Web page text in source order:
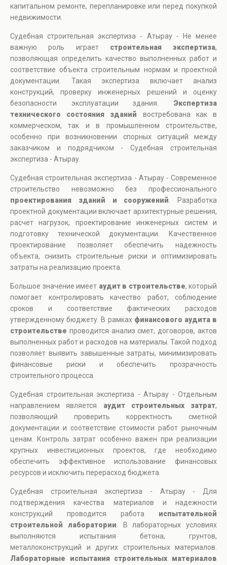
капитальном ремонте, перепланировке или перед покупкой
недвижимости.
Судебная строительная экспертиза - Атырау - Не менее
важную роль играет строительная экспертиза,
позволяющая определить качество выполненных работ и
соответствие объекта строительным нормам и проектной
документации. Такая экспертиза включает анализ
конструкций, проверку инженерных решений и оценку
безопасности эксплуатации здания. Экспертиза
технического состояния зданий востребована как в
коммерческом, так и в промышленном строительстве,
особенно при возникновении спорных ситуаций между
заказчиком и подрядчиком - Судебная строительная
экспертиза - Атырау.
Судебная строительная экспертиза - Атырау - Современное
строительство невозможно без профессионального
проектирования зданий и сооружений . Разработка
проектной документации включает архитектурные решения,
расчет нагрузок, проектирование инженерных систем и
подготовку технической документации. Качественное
проектирование позволяет обеспечить надежность
объекта, снизить строительные риски и оптимизировать
затраты на реализацию проекта.
Большое значение имеет аудит в строительстве, который
помогает контролировать качество работ, соблюдение
сроков и соответствие фактических расходов
утвержденному бюджету. В рамках финансового аудита в
строительстве проводится анализ смет, договоров, актов
выполненных работ и расходов на материалы. Такой подход
позволяет выявить завышенные затраты, минимизировать
финансовые риски и обеспечить прозрачность
строительного процесса.
Судебная строительная экспертиза - Атырау - Отдельным
направлением является аудит строительных затрат,
позволяющий проверить корректность сметной
документации и соответствие стоимости работ рыночным
ценам. Контроль затрат особенно важен при реализации
крупных инвестиционных проектов, где необходимо
обеспечить эффективное использование финансовых
ресурсов и исключить перерасход бюджета.
Судебная строительная экспертиза - Атырау - Для
подтверждения качества материалов и надежности
конструкций проводится работа испытательной
строительной лаборатории . В лабораторных условиях
выполняются испытания бетона, грунтов,
металлоконструкций и других строительных материалов.
Лабораторные испытания строительных материалов